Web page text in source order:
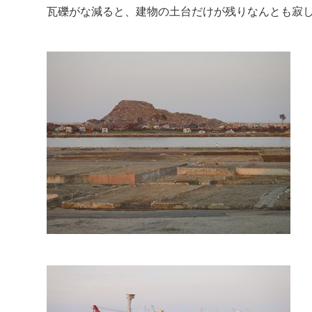
瓦礫がな減ると、建物の土台だけが残りなんとも寂